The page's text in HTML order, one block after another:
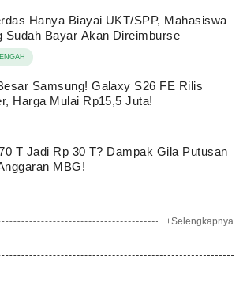
Hanya Biayai UKT/SPP, Mahasiswa
Sudah Bayar Akan Direimburse
Samsung! Galaxy S26 FE Rilis
Harga Mulai Rp15,5 Juta!
T Jadi Rp 30 T? Dampak Gila Putusan
MBG!
+Selengkapnya